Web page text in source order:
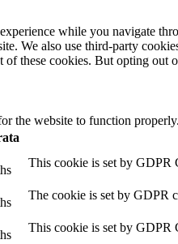
while you navigate
We also use third-party
of these cookies. But opting
the website to function
This cookie is set by GDPR
The cookie is set by GDPR
This cookie is set by GDPR